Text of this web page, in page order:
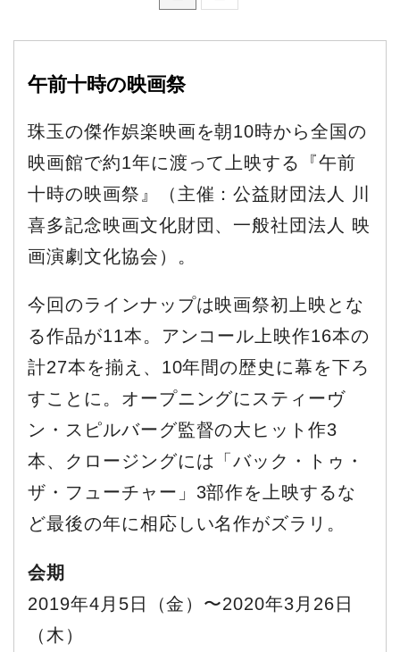
午前十時の映画祭
珠玉の傑作娯楽映画を朝10時から全国の
映画館で約1年に渡って上映する『午前
十時の映画祭』（主催：公益財団法人 川
喜多記念映画文化財団、一般社団法人 映
画演劇文化協会）。
今回のラインナップは映画祭初上映とな
る作品が11本。アンコール上映作16本の
計27本を揃え、10年間の歴史に幕を下ろ
すことに。オープニングにスティーヴ
ン・スピルバーグ監督の大ヒット作3
本、クロージングには「バック・トゥ・
ザ・フューチャー」3部作を上映するな
ど最後の年に相応しい名作がズラリ。
会期
2019年4月5日（金）〜2020年3月26日
（木）